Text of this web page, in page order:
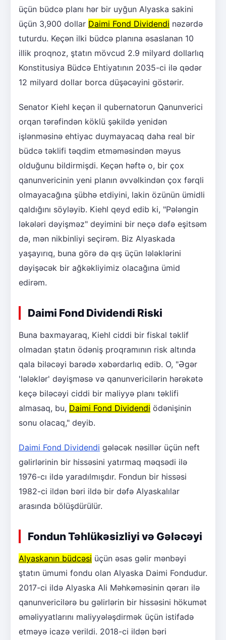
üçün büdcə planı hər bir uyğun Alyaska sakini
üçün 3,900 dollar Daimi Fond Dividendi nəzərdə
tuturdu. Keçən ilki büdcə planına əsaslanan 10
illik proqnoz, ştatın mövcud 2.9 milyard dollarlıq
Konstitusiya Büdcə Ehtiyatının 2035-ci ilə qədər
12 milyard dollar borca düşəcəyini göstərir.
Senator Kiehl keçən il qubernatorun Qanunverici
orqan tərəfindən köklü şəkildə yenidən
işlənməsinə ehtiyac duymayacaq daha real bir
büdcə təklifi təqdim etməməsindən məyus
olduğunu bildirmişdi. Keçən həftə o, bir çox
qanunvericinin yeni planın əvvəlkindən çox fərqli
olmayacağına şübhə etdiyini, lakin özünün ümidli
qaldığını söyləyib. Kiehl qeyd edib ki, "Pələngin
ləkələri dəyişməz" deyimini bir neçə dəfə eşitsəm
də, mən nikbinliyi seçirəm. Biz Alyaskada
yaşayırıq, buna görə də qış üçün lələklərini
dəyişəcək bir ağkəkliyimiz olacağına ümid
edirəm.
Daimi Fond Dividendi Riski
Buna baxmayaraq, Kiehl ciddi bir fiskal təklif
olmadan ştatın ödəniş proqramının risk altında
qala biləcəyi barədə xəbərdarlıq edib. O, "Əgər
'lələklər' dəyişməsə və qanunvericilərin hərəkətə
keçə biləcəyi ciddi bir maliyyə planı təklifi
almasaq, bu, Daimi Fond Dividendi ödənişinin
sonu olacaq," deyib.
Daimi Fond Dividendi gələcək nəsillər üçün neft
gəlirlərinin bir hissəsini yatırmaq məqsədi ilə
1976-cı ildə yaradılmışdır. Fondun bir hissəsi
1982-ci ildən bəri ildə bir dəfə Alyaskalılar
arasında bölüşdürülür.
Fondun Təhlükəsizliyi və Gələcəyi
Alyaskanın büdcəsi üçün əsas gəlir mənbəyi
ştatın ümumi fondu olan Alyaska Daimi Fondudur.
2017-ci ildə Alyaska Ali Məhkəməsinin qərarı ilə
qanunvericilərə bu gəlirlərin bir hissəsini hökumət
əməliyyatlarını maliyyələşdirmək üçün istifadə
etməyə icazə verildi. 2018-ci ildən bəri